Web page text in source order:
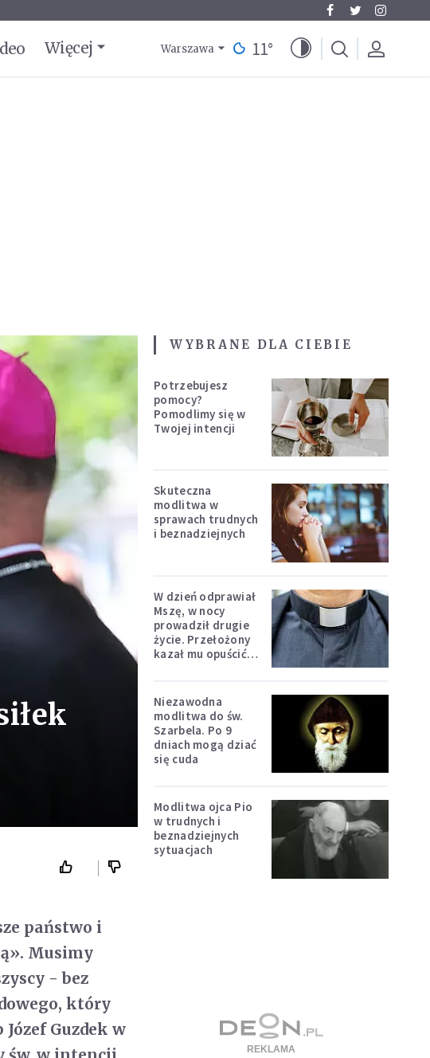
Więcej Warszawa 11°
państwo i
Musimy
- bez
który
Guzdek w
WYBRANE DLA CIEBIE
Potrzebujesz
pomocy?
Pomodlimy się w
Twojej intencji
Skuteczna
modlitwa w
sprawach trudnych
i beznadziejnych
W dzień odprawiał
Mszę, w nocy
prowadził drugie
życie. Przełożony
kazał mu opuścić
Niezawodna
modlitwa do św.
Szarbela. Po 9
dniach mogą dziać
się cuda
Modlitwa ojca Pio
w trudnych i
beznadziejnych
sytuacjach